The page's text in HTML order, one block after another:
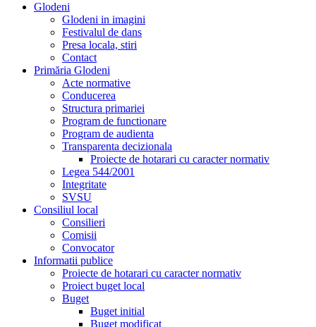
Glodeni
Glodeni in imagini
Festivalul de dans
Presa locala, stiri
Contact
Primăria Glodeni
Acte normative
Conducerea
Structura primariei
Program de functionare
Program de audienta
Transparenta decizionala
Proiecte de hotarari cu caracter normativ
Legea 544/2001
Integritate
SVSU
Consiliul local
Consilieri
Comisii
Convocator
Informatii publice
Proiecte de hotarari cu caracter normativ
Proiect buget local
Buget
Buget initial
Buget modificat